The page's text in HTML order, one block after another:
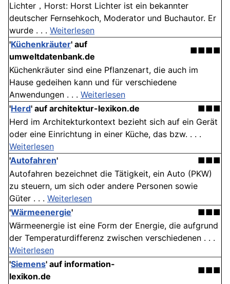
Lichter，Horst: Horst Lichter ist ein bekannter
deutscher Fernsehkoch, Moderator und Buchautor. Er
wurde . . . Weiterlesen
'Küchenkräuter' auf
umweltdatenbank.de
■■■■
Küchenkräuter sind eine Pflanzenart, die auch im
Hause gedeihen kann und für verschiedene
Anwendungen . . . Weiterlesen
'Herd' auf architektur-lexikon.de
■■■
Herd im Architekturkontext bezieht sich auf ein Gerät
oder eine Einrichtung in einer Küche, das bzw. . . .
Weiterlesen
'Autofahren'
■■■
Autofahren bezeichnet die Tätigkeit, ein Auto (PKW)
zu steuern, um sich oder andere Personen sowie
Güter . . . Weiterlesen
'Wärmeenergie'
■■■
Wärmeenergie ist eine Form der Energie, die aufgrund
der Temperaturdifferenz zwischen verschiedenen . . .
Weiterlesen
'Siemens' auf information-
lexikon.de
■■■